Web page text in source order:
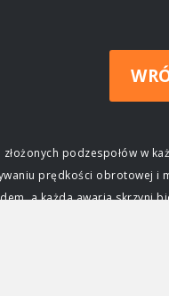
podzespołów w
prędkości obrotowej
a każda awaria